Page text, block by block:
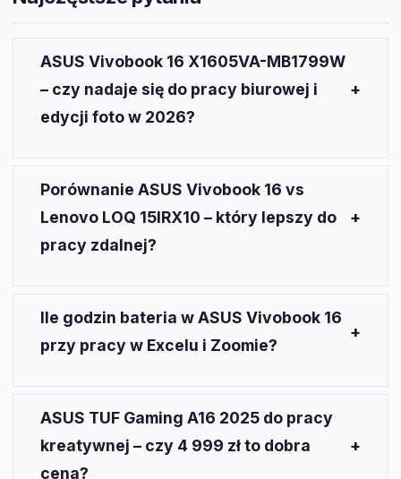
ASUS Vivobook 16 X1605VA-MB1799W
– czy nadaje się do pracy biurowej i
edycji foto w 2026?
oferując szybki RAM i mocny procesor Intel Core
Ultra 5.
Porównanie ASUS Vivobook 16 vs
Lenovo LOQ 15IRX10 – który lepszy do
pracy zdalnej?
15IRX10 ma przewagę w wydajności graficznej.
Ile godzin bateria w ASUS Vivobook 16
przy pracy w Excelu i Zoomie?
ASUS TUF Gaming A16 2025 do pracy
kreatywnej – czy 4 999 zł to dobra
cena?